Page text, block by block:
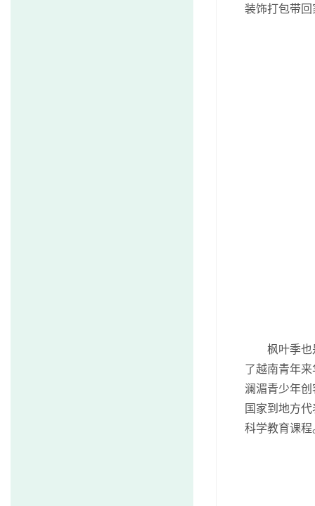
装饰打包带
枫叶季也是
了越南青年
澜湄青少年
国家到地方
科学教育课程